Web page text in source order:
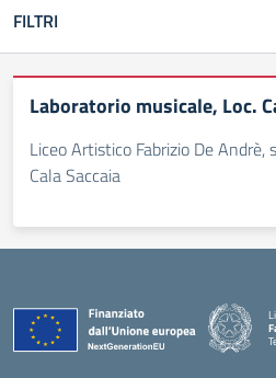
FILTRI
Laboratorio musicale, Loc.
Liceo Artistico Fabrizio De Andrè,
Cala Saccaia